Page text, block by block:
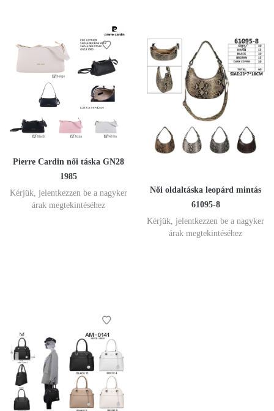
Pierre Cardin női táska GN28
1985
Kérjük, jelentkezzen be a nagyker
árak megtekintéséhez
Női oldaltáska leopárd mintás
61095-8
Kérjük, jelentkezzen be a nagyker
árak megtekintéséhez